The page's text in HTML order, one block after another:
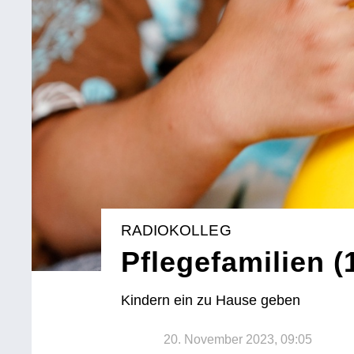
RADIOKOLLEG
Pflegefamilien
Kindern ein zu Hause geben
20. November 2023, 09:05